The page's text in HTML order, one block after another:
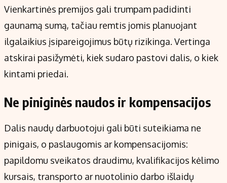
Vienkartinės premijos gali trumpam padidinti
gaunamą sumą, tačiau remtis jomis planuojant
ilgalaikius įsipareigojimus būtų rizikinga. Vertinga
atskirai pasižymėti, kiek sudaro pastovi dalis, o kiek
kintami priedai.
Ne piniginės naudos ir kompensacijos
Dalis naudų darbuotojui gali būti suteikiama ne
pinigais, o paslaugomis ar kompensacijomis:
papildomu sveikatos draudimu, kvalifikacijos kėlimo
kursais, transporto ar nuotolinio darbo išlaidų